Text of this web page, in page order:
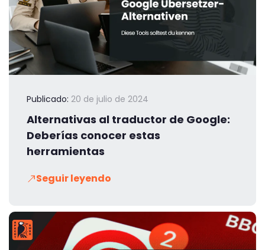
Publicado: 20 de julio de 2024
Alternativas al traductor de Google:
Deberías conocer estas
herramientas
Seguir leyendo